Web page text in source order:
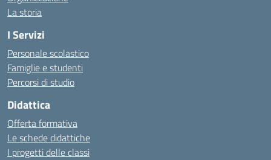
La storia
I Servizi
Personale scolastico
Famiglie e studenti
Percorsi di studio
Didattica
Offerta formativa
Le schede didattiche
I progetti delle classi